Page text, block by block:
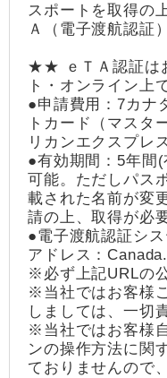
スポートを取得の
Ａ（電子渡航認証
★★ ｅＴＡ認証は
ト・オンライン
●申請費用：7カナ
トカード（マスタ
リカンエクスプレ
●有効期間：5年間
可能。ただしパス
載された名前が変
請の上、取得が必
●電子渡航認証シ
アドレス：
※必ず上記URLの
※当社ではお客様
しましては、一切
※当社ではお客様
ンの操作方法に関
ておりませんので